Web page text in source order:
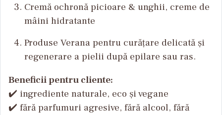
Cremă ochronă picioare & unghii, creme de
mâini hidratante
Produse Verana pentru curățare delicată și
regenerare a pielii după epilare sau ras.
Beneficii pentru cliente:
✔️ ingrediente naturale, eco și vegane
✔️ fără parfumuri agresive, fără alcool, fără